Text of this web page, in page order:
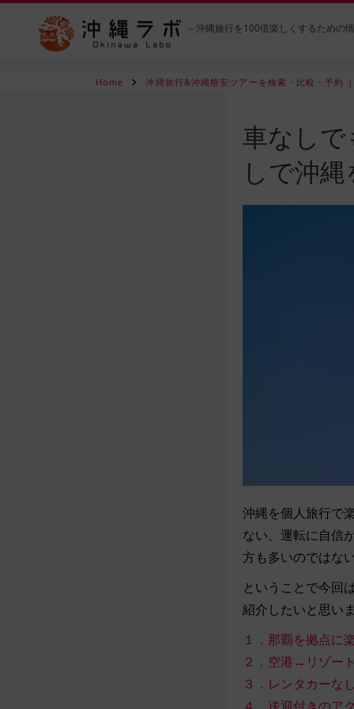
～沖縄旅行を100倍楽しくするための
Home 沖縄旅行&沖縄格安ツアーを検索・比較・予約
車なし
しで沖
沖縄を個人旅行で
ない、運転に自信
方も多いのではな
ということで今回
紹介したいと思い
１．那覇を拠点に
２．空港→リゾー
３．レンタカーな